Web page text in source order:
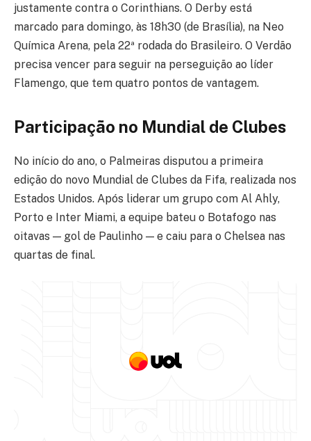
justamente contra o Corinthians. O Derby está
marcado para domingo, às 18h30 (de Brasília), na Neo
Química Arena, pela 22ª rodada do Brasileiro. O Verdão
precisa vencer para seguir na perseguição ao líder
Flamengo, que tem quatro pontos de vantagem.
Participação no Mundial de Clubes
No início do ano, o Palmeiras disputou a primeira
edição do novo Mundial de Clubes da Fifa, realizada nos
Estados Unidos. Após liderar um grupo com Al Ahly,
Porto e Inter Miami, a equipe bateu o Botafogo nas
oitavas — gol de Paulinho — e caiu para o Chelsea nas
quartas de final.